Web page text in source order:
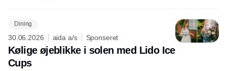
Dining
30.06.2026 aida a/s Sponseret
Kølige øjeblikke i solen med Lido Ice
Cups